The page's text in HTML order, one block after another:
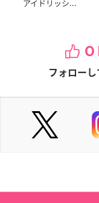
アイドリッシ...
フォローし